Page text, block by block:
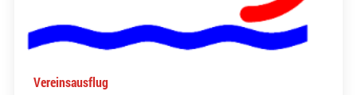
Vereinsausflug